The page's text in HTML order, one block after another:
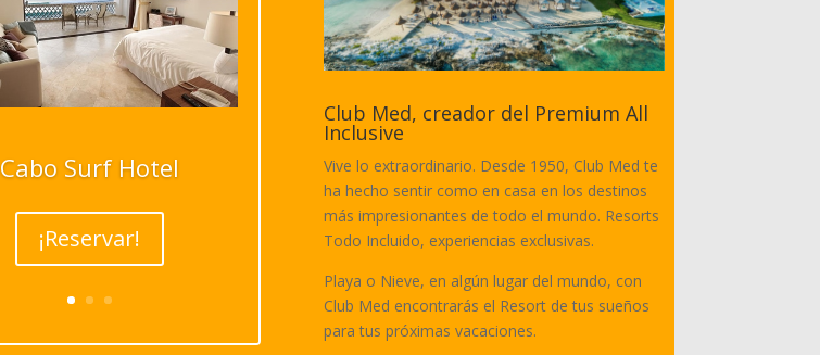
Cabo Surf Hotel
¡Reservar!
Club Med, creador del Premium All
Inclusive
Vive lo extraordinario. Desde 1950, Club Med te
ha hecho sentir como en casa en los destinos
más impresionantes de todo el mundo. Resorts
Todo Incluido, experiencias exclusivas.
Playa o Nieve, en algún lugar del mundo, con
Club Med encontrarás el Resort de tus sueños
para tus próximas vacaciones.